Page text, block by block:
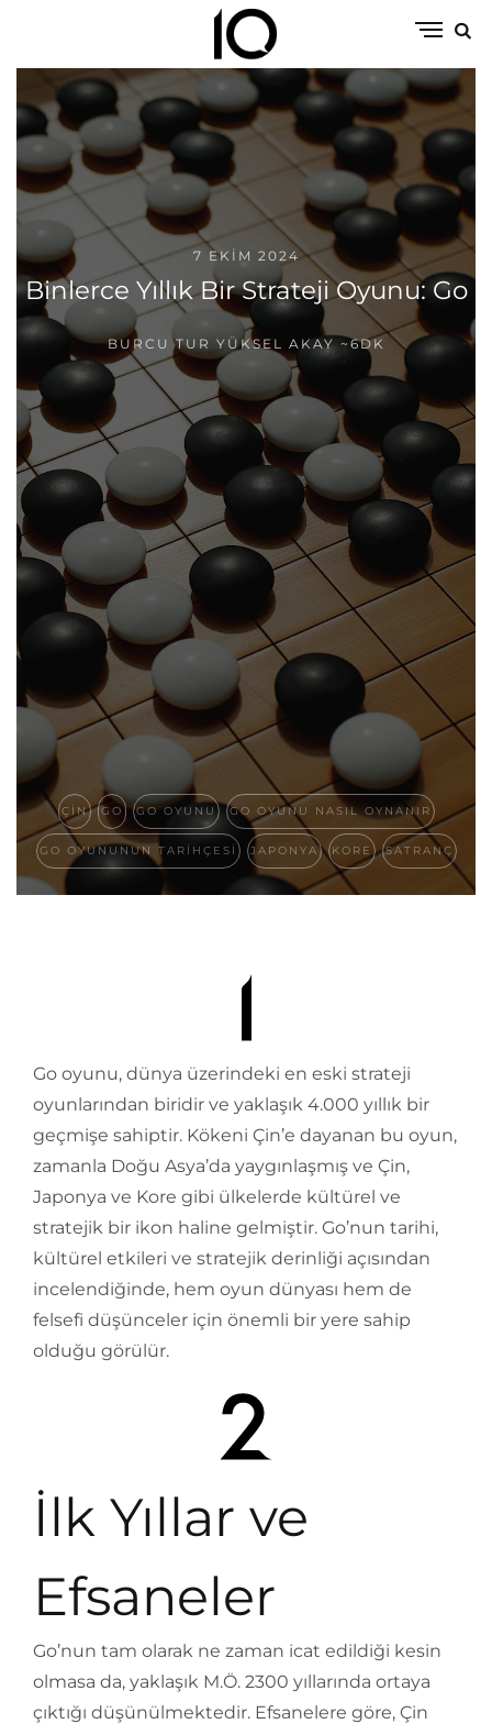
7 EKIM 2024
Binlerce Yıllık Bir Strateji Oyunu: Go
BURCU TUR YÜKSEL AKAY ~6DK
ÇIN GO GO OYUNU GO OYUNU NASIL OYNANIR
GO OYUNUNUN TARIHÇESI JAPONYA KORE SATRANÇ
Go oyunu, dünya üzerindeki en eski strateji
oyunlarından biridir ve yaklaşık 4.000 yıllık bir
geçmişe sahiptir. Kökeni Çin’e dayanan bu oyun,
zamanla Doğu Asya’da yaygınlaşmış ve Çin,
Japonya ve Kore gibi ülkelerde kültürel ve
stratejik bir ikon haline gelmiştir. Go’nun tarihi,
kültürel etkileri ve stratejik derinliği açısından
incelendiğinde, hem oyun dünyası hem de
felsefi düşünceler için önemli bir yere sahip
olduğu görülür.
İlk Yıllar ve
Efsaneler
Go’nun tam olarak ne zaman icat edildiği kesin
olmasa da, yaklaşık M.Ö. 2300 yıllarında ortaya
çıktığı düşünülmektedir. Efsanelere göre, Çin